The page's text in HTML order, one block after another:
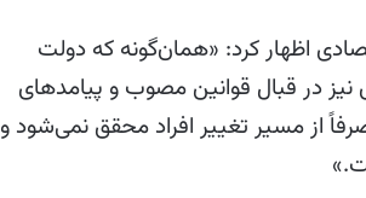
اظهار کرد: «همان‌گونه که دولت
در قبال قوانین مصوب و پیامدهای
از مسیر تغییر افراد محقق نمی‌شود و